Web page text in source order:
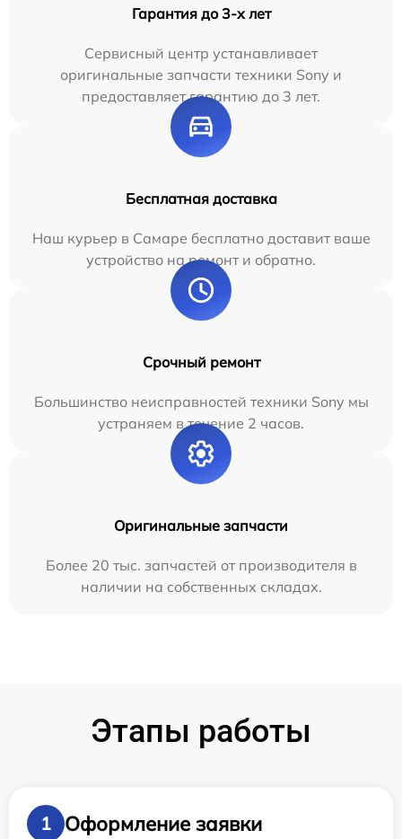
Гарантия до 3-х лет
Сервисный центр устанавливает
оригинальные запчасти техники Sony и
предоставляет гарантию до 3 лет.
Бесплатная доставка
Наш курьер в Самаре бесплатно доставит ваше
устройство на ремонт и обратно.
Срочный ремонт
Большинство неисправностей техники Sony мы
устраняем в течение 2 часов.
Оригинальные запчасти
Более 20 тыс. запчастей от производителя в
наличии на собственных складах.
Этапы работы
1
Оформление заявки